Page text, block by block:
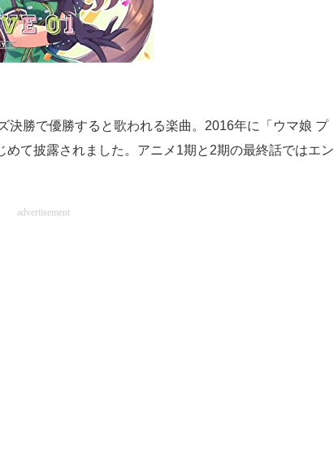
勝で優勝すると歌われる楽曲。2016年に「ウマ娘 プ
て披露されました。アニメ1期と2期の最終話ではエン
advertisement